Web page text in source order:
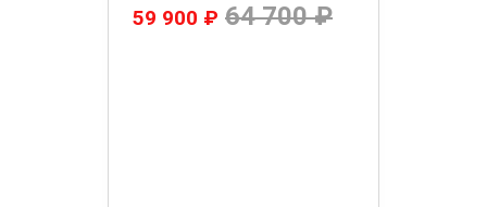
59 900 ₽ 64 700 ₽